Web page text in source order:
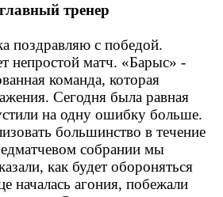
тренер
поздравляю с победой.
непростой матч. «Барыс» -
команда, которая
Сегодня была равная
на одну ошибку больше.
большинство в течение
собрании мы
как будет обороняться
началась агония, побежали